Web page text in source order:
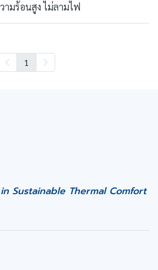
มร้อนสูง ไม่ลามไฟ
1
Sustainable Thermal Comfort